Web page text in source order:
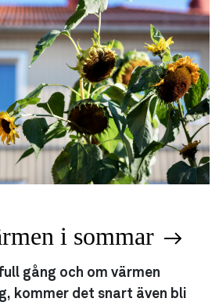
i sommar
gång och om värmen
kommer det snart även bli